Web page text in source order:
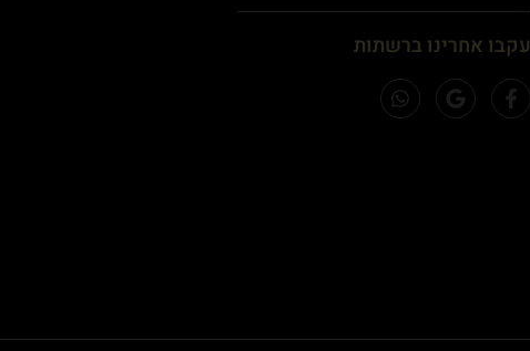
עקבו אחרינו ברשתות